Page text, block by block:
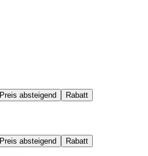
Preis absteigend Rabatt
Preis absteigend Rabatt